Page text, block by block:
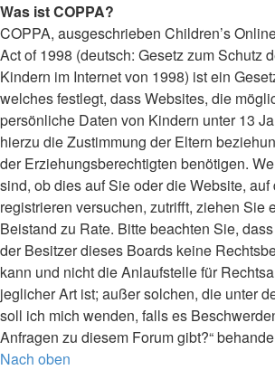
Was ist COPPA?
COPPA, ausgeschrieben Children’s
Act of 1998 (deutsch: Gesetz zum Schutz
Kindern im Internet von 1998) ist ein
welches festlegt, dass Websites, die
persönliche Daten von Kindern unter 13
hierzu die Zustimmung der Eltern
der Erziehungsberechtigten benötigen.
sind, ob dies auf Sie oder die Website, auf
registrieren versuchen, zutrifft, ziehen Sie
Beistand zu Rate. Bitte beachten Sie,
der Besitzer dieses Boards keine
kann und nicht die Anlaufstelle für
jeglicher Art ist; außer solchen, die unter
soll ich mich wenden, falls es
Anfragen zu diesem Forum gibt?“
Nach oben